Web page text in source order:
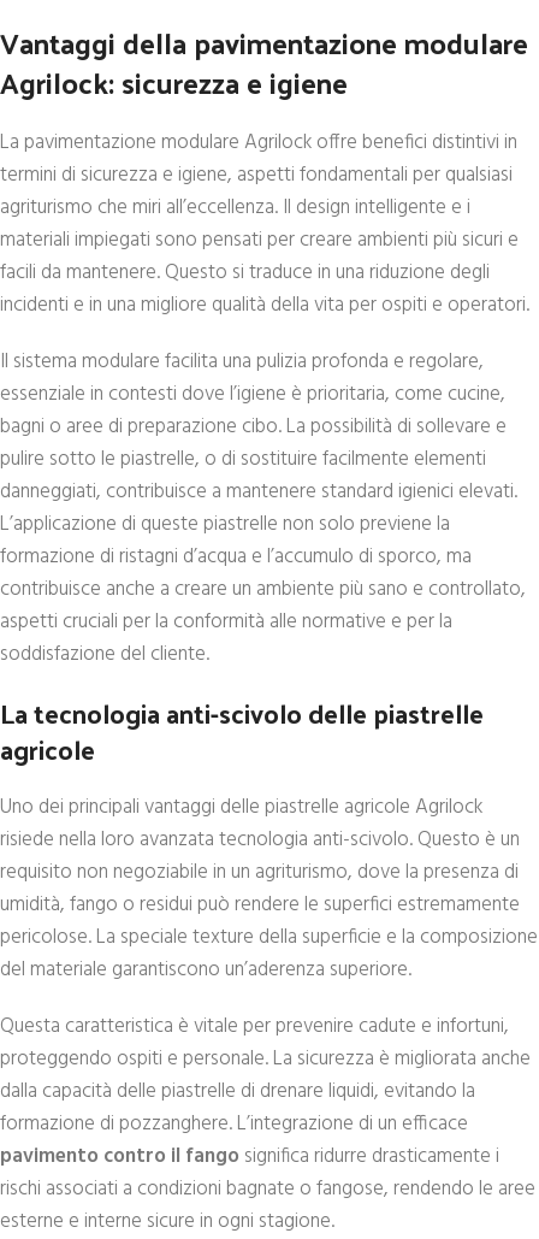
Vantaggi della pavimentazione modulare
Agrilock: sicurezza e igiene
La pavimentazione modulare Agrilock offre benefici distintivi in
termini di sicurezza e igiene, aspetti fondamentali per qualsiasi
agriturismo che miri all’eccellenza. Il design intelligente e i
materiali impiegati sono pensati per creare ambienti più sicuri e
facili da mantenere. Questo si traduce in una riduzione degli
incidenti e in una migliore qualità della vita per ospiti e operatori.
Il sistema modulare facilita una pulizia profonda e regolare,
essenziale in contesti dove l’igiene è prioritaria, come cucine,
bagni o aree di preparazione cibo. La possibilità di sollevare e
pulire sotto le piastrelle, o di sostituire facilmente elementi
danneggiati, contribuisce a mantenere standard igienici elevati.
L’applicazione di queste piastrelle non solo previene la
formazione di ristagni d’acqua e l’accumulo di sporco, ma
contribuisce anche a creare un ambiente più sano e controllato,
aspetti cruciali per la conformità alle normative e per la
soddisfazione del cliente.
La tecnologia anti-scivolo delle piastrelle
agricole
Uno dei principali vantaggi delle piastrelle agricole Agrilock
risiede nella loro avanzata tecnologia anti-scivolo. Questo è un
requisito non negoziabile in un agriturismo, dove la presenza di
umidità, fango o residui può rendere le superfici estremamente
pericolose. La speciale texture della superficie e la composizione
del materiale garantiscono un’aderenza superiore.
Questa caratteristica è vitale per prevenire cadute e infortuni,
proteggendo ospiti e personale. La sicurezza è migliorata anche
dalla capacità delle piastrelle di drenare liquidi, evitando la
formazione di pozzanghere. L’integrazione di un efficace
pavimento contro il fango significa ridurre drasticamente i
rischi associati a condizioni bagnate o fangose, rendendo le aree
esterne e interne sicure in ogni stagione.